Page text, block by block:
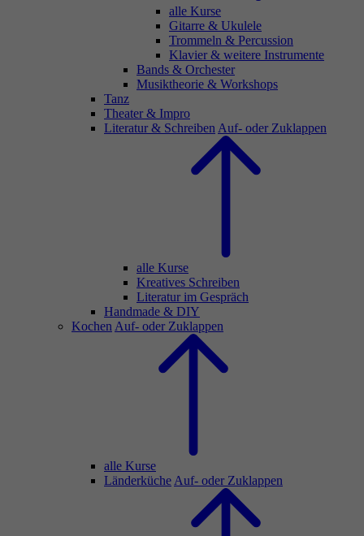
alle Kurse
Gitarre & Ukulele
Trommeln & Percussion
Klavier & weitere Instrumente
Bands & Orchester
Musiktheorie & Workshops
Tanz
Theater & Impro
Literatur & Schreiben Auf- oder Zuklappen
alle Kurse
Kreatives Schreiben
Literatur im Gespräch
Handmade & DIY
Kochen Auf- oder Zuklappen
alle Kurse
Länderküche Auf- oder Zuklappen